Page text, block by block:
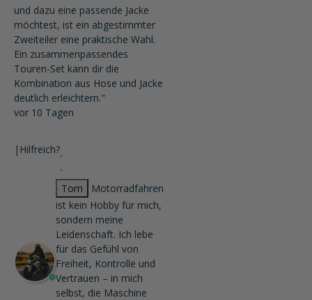
und dazu eine passende Jacke
möchtest, ist ein abgestimmter
Zweiteiler eine praktische Wahl.
Ein zusammenpassendes
Touren-Set kann dir die
Kombination aus Hose und Jacke
deutlich erleichtern."
vor 10 Tagen
| Hilfreich?
Tom
Motorradfahren
ist kein Hobby für mich,
sondern meine
Leidenschaft. Ich lebe
für das Gefühl von
Freiheit, Kontrolle und
Vertrauen – in mich
selbst, die Maschine